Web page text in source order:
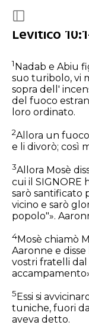
Levitico
1Nadab e Abiu
suo turibolo, vi
sopra dell'
del fuoco
loro ordinato.
2Allora un
e li divorò; così
3Allora Mosè
cui il SIGNORE
sarò santificato
vicino e sarò
popolo"».
4Mosè chiamò
Aaronne e
vostri fratelli
5 Essi si
tuniche, fuori
aveva detto.